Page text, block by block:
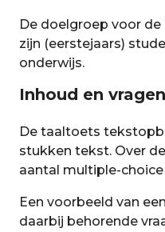
De doelgroep voor
zijn (eerstejaars)
onderwijs.
Inhoud en vragen
De taaltoets
stukken tekst. Over
aantal multiple-choice
Een voorbeeld van
daarbij behorende